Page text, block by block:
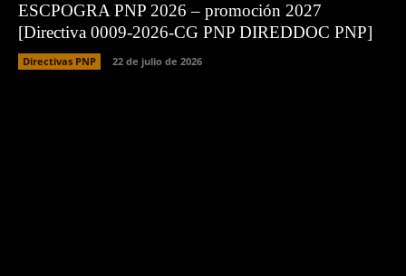
ESCPOGRA PNP 2026 – promoción 2027
[Directiva 0009-2026-CG PNP DIREDDOC PNP]
Directivas PNP 22 de julio de 2026